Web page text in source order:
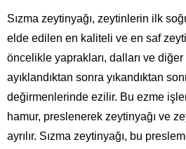
Sızma zeytinyağı, zeytinlerin ilk
elde edilen en kaliteli ve en saf
öncelikle yaprakları, dalları ve
ayıklandıktan sonra yıkandıktan
değirmenlerinde ezilir. Bu ezme
hamur, preslenerek zeytinyağı ve
ayrılır. Sızma zeytinyağı, bu